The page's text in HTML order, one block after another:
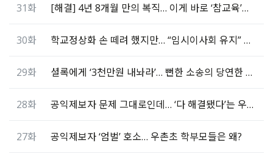
31화 [해결] 4년 8개월 만의 복직… 이게 바로 ‘참교육’이다
30화 학교정상화 손 떼려 했지만… “임시이사회 유지” 결정
29화 셜록에게 ‘3천만원 내놔라’… 뻔한 소송의 당연한 결말
28화 공익제보자 문제 그대로인데… ‘다 해결됐다’는 우촌초
27화 공익제보자 ‘엄벌’ 호소… 우촌초 학부모들은 왜?